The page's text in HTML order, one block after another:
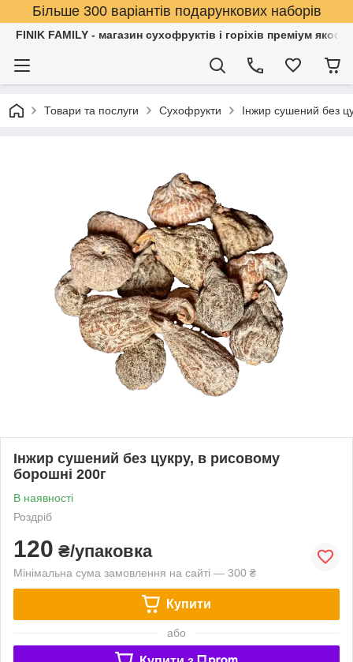
Більше 300 варіантів подарункових наборів
FINIK FAMILY - магазин сухофруктів і горіхів преміум якості
Товари та послуги Сухофрукти Інжир сушений без
Інжир сушений без цукру, в рисовому
борошні 200г
В наявності
Роздріб
120 ₴/упаковка
Мінімальна сума замовлення на сайті — 300 ₴
Купити
або